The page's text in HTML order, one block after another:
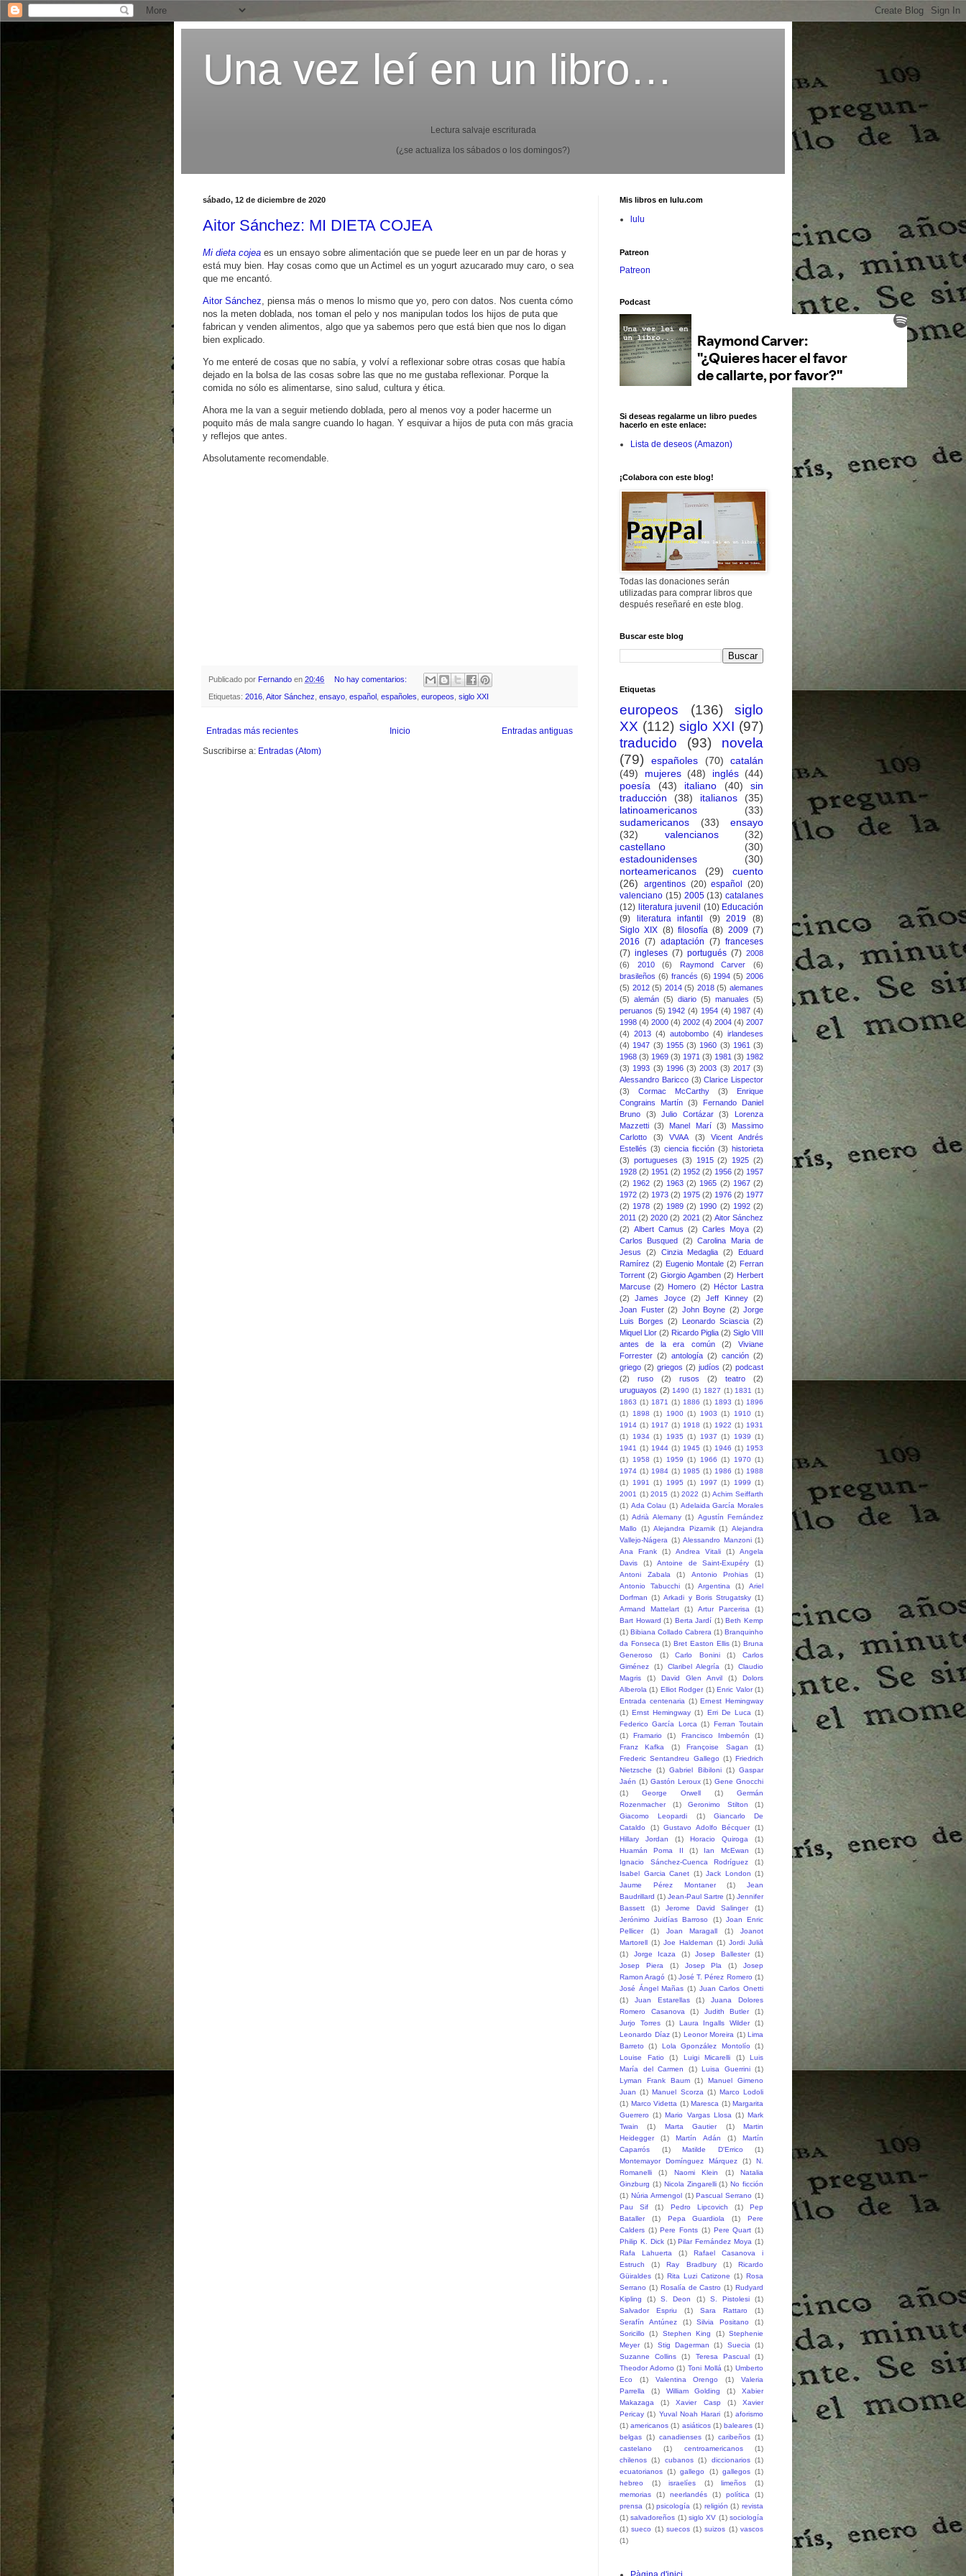
Una vez leí en un libro…
Lectura salvaje escriturada
(¿se actualiza los sábados o los domingos?)
sábado, 12 de diciembre de 2020
Aitor Sánchez: MI DIETA COJEA
Mi dieta cojea es un ensayo sobre alimentación que se puede leer en un par de horas y
está muy bien. Hay cosas como que un Actimel es un yogurt azucarado muy caro, o sea
que me encantó.
Aitor Sánchez , piensa más o menos lo mismo que yo, pero con datos. Nos cuenta cómo
nos la meten doblada, nos toman el pelo y nos manipulan todos los hijos de puta que
fabrican y venden alimentos, algo que ya sabemos pero que está bien que nos lo digan
bien explicado.
Yo me enteré de cosas que no sabía, y volví a reflexionar sobre otras cosas que había
dejado en la bolsa de las cosas sobre las que no me gustaba reflexionar. Porque la
comida no sólo es alimentarse, sino salud, cultura y ética.
Ahora me la van a seguir metiendo doblada, pero al menos voy a poder hacerme un
poquito más de mala sangre cuando lo hagan. Y esquivar a hijos de puta con más gracia
y reflejos que antes.
Absolutamente recomendable.
Publicado por Fernando en 20:46 No hay comentarios:
Etiquetas: 2016 Aitor Sánchez ensayo español españoles europeos siglo XXI
Entradas más recientes Entradas antiguas
Inicio
Suscribirse a: Entradas (Atom)
Mis libros en lulu.com
lulu
Patreon
Patreon
Podcast
Si deseas regalarme un libro puedes
hacerlo en este enlace:
Lista de deseos (Amazon)
¡Colabora con este blog!
Todas las donaciones serán
utilizadas para comprar libros que
después reseñaré en este blog.
Buscar este blog
Etiquetas
europeos (136)
siglo
XX (112) siglo XXI (97)
traducido
(93)
novela
(79)
españoles (70)
catalán
(49)
mujeres (48) inglés (44)
poesía
(43) italiano (40)
sin
traducción
(38) italianos
(35)
latinoamericanos
(33)
sudamericanos
(33)
ensayo
(32)
valencianos
(32)
castellano
(30)
estadounidenses
(30)
norteamericanos
(29)
cuento
(26)
argentinos (20) español
(20)
valenciano (15) 2005 (13) catalanes
(12) literatura juvenil (10) Educación
(9)
literatura infantil (9) 2019
(8)
Siglo XIX (8) filosofía (8) 2009 (7)
2016 (7) adaptación (7) franceses
(7) ingleses (7) portugués (7) 2008
(6)
2010 (6) Raymond Carver
(6)
brasileños (6) francés (6) 1994 (5) 2006
(5) 2012 (5) 2014 (5) 2018 (5) alemanes
(5) alemán (5) diario (5) manuales (5)
peruanos (5) 1942 (4) 1954 (4) 1987 (4)
1998 (4) 2000 (4) 2002 (4) 2004 (4) 2007
(4) 2013 (4) autobombo (4) irlandeses
(4) 1947 (3) 1955 (3) 1960 (3) 1961 (3)
1968 (3) 1969 (3) 1971 (3) 1981 (3) 1982
(3) 1993 (3) 1996 (3) 2003 (3) 2017 (3)
Alessandro Baricco (3) Clarice Lispector
(3)
Cormac McCarthy (3)
Enrique
Congrains Martín (3)
Fernando Daniel
Bruno
(3) Julio Cortázar (3)
Lorenza
Mazzetti
(3) Manel Marí (3)
Massimo
Carlotto
(3) VVAA (3)
Vicent Andrés
Estellés (3) ciencia ficción (3) historieta
(3) portugueses (3) 1915 (2) 1925 (2)
1928 (2) 1951 (2) 1952 (2) 1956 (2) 1957
(2) 1962 (2) 1963 (2) 1965 (2) 1967 (2)
1972 (2) 1973 (2) 1975 (2) 1976 (2) 1977
(2) 1978 (2) 1989 (2) 1990 (2) 1992 (2)
2011 (2) 2020 (2) 2021 (2) Aitor Sánchez
(2) Albert Camus (2) Carles Moya (2)
Carlos Busqued (2)
Carolina Maria de
Jesus
(2) Cinzia Medaglia (2)
Eduard
Ramírez (2) Eugenio Montale (2) Ferran
Torrent (2) Giorgio Agamben (2) Herbert
Marcuse (2) Homero (2) Héctor Lastra
(2)
James Joyce (2) Jeff Kinney
(2)
Joan Fuster (2) John Boyne (2) Jorge
Luis Borges (2) Leonardo Sciascia (2)
Miquel Llor (2) Ricardo Piglia (2) Siglo VIII
antes de la era común
(2)
Viviane
Forrester (2) antología (2) canción (2)
griego (2) griegos (2) judíos (2) podcast
(2)
ruso (2) rusos (2) teatro
(2)
uruguayos (2) 1490 (1) 1827 (1) 1831 (1)
1863 (1) 1871 (1) 1886 (1) 1893 (1) 1896
(1)
1898 (1) 1900 (1) 1903 (1) 1910 (1)
1914 (1) 1917 (1) 1918 (1) 1922 (1) 1931
(1)
1934 (1) 1935 (1) 1937 (1) 1939 (1)
1941 (1) 1944 (1) 1945 (1) 1946 (1) 1953
(1)
1958 (1) 1959 (1) 1966 (1) 1970 (1)
1974 (1) 1984 (1) 1985 (1) 1986 (1) 1988
(1)
1991 (1) 1995 (1) 1997 (1) 1999 (1)
2001 (1) 2015 (1) 2022 (1) Achim Seiffarth
(1) Ada Colau (1) Adelaida García Morales
(1) Adrià Alemany (1) Agustín Fernández
Mallo
(1) Alejandra Pizarnik (1) Alejandra
Vallejo-Nágera (1) Alessandro Manzoni (1)
Ana Frank
(1) Andrea Vitali (1)
Angela
Davis
(1) Antoine de Saint-Exupéry
(1)
Antoni Zabala
(1) Antonio Prohias
(1)
Antonio Tabucchi
(1) Argentina (1)
Ariel
Dorfman (1) Arkadi y Boris Strugatsky (1)
Armand Mattelart
(1) Artur Parcerisa
(1)
Bart Howard (1) Berta Jardí (1) Beth Kemp
(1) Bibiana Collado Cabrera (1) Branquinho
da Fonseca (1) Bret Easton Ellis (1) Bruna
Generoso
(1) Carlo Bonini (1)
Carlos
Giménez
(1) Claribel Alegría (1)
Claudio
Magris
(1) David Glen Anvil (1)
Dolors
Alberola (1) Elliot Rodger (1) Enric Valor (1)
Entrada centenaria (1) Ernest Hemingway
(1) Ernst Hemingway (1) Erri De Luca (1)
Federico García Lorca (1) Ferran Toutain
(1)
Framario (1) Francisco Imbernón
(1)
Franz Kafka
(1) Françoise Sagan
(1)
Frederic Sentandreu Gallego (1) Friedrich
Nietzsche
(1) Gabriel Bibiloni (1) Gaspar
Jaén (1) Gastón Leroux (1) Gene Gnocchi
(1)
George Orwell (1)
Germán
Rozenmacher
(1) Geronimo Stilton
(1)
Giacomo Leopardi
(1)
Giancarlo De
Cataldo
(1) Gustavo Adolfo Bécquer
(1)
Hillary Jordan
(1) Horacio Quiroga
(1)
Huamán Poma II
(1) Ian McEwan
(1)
Ignacio Sánchez-Cuenca Rodríguez
(1)
Isabel Garcia Canet (1) Jack London (1)
Jaume Pérez Montaner
(1)
Jean
Baudrillard (1) Jean-Paul Sartre (1) Jennifer
Bassett
(1) Jerome David Salinger
(1)
Jerónimo Juidías Barroso
(1) Joan Enric
Pellicer
(1) Joan Maragall (1)
Joanot
Martorell (1) Joe Haldeman (1) Jordi Julià
(1)
Jorge Icaza (1) Josep Ballester
(1)
Josep Piera
(1) Josep Pla (1)
Josep
Ramon Aragó (1) José T. Pérez Romero (1)
José Ángel Mañas (1) Juan Carlos Onetti
(1)
Juan Estarellas (1)
Juana Dolores
Romero Casanova
(1) Judith Butler
(1)
Jurjo Torres
(1) Laura Ingalls Wilder
(1)
Leonardo Díaz (1) Leonor Moreira (1) Lima
Barreto
(1) Lola Gponzález Montolío
(1)
Louise Fatio
(1) Luigi Micarelli (1)
Luis
María del Carmen
(1) Luisa Guerrini (1)
Lyman Frank Baum
(1)
Manuel Gimeno
Juan (1) Manuel Scorza (1) Marco Lodoli
(1) Marco Videtta (1) Maresca (1) Margarita
Guerrero (1) Mario Vargas Llosa (1) Mark
Twain
(1) Marta Gautier (1)
Martin
Heidegger
(1) Martín Adán (1)
Martín
Caparrós
(1) Matilde D'Errico
(1)
Montemayor Domínguez Márquez
(1)
N.
Romanelli
(1) Naomi Klein (1)
Natalia
Ginzburg (1) Nicola Zingarelli (1) No ficción
(1) Núria Armengol (1) Pascual Serrano (1)
Pau Sif
(1) Pedro Lipcovich (1)
Pep
Bataller
(1) Pepa Guardiola (1)
Pere
Calders (1) Pere Fonts (1) Pere Quart (1)
Philip K. Dick (1) Pilar Fernández Moya (1)
Rafa Lahuerta
(1)
Rafael Casanova i
Estruch
(1) Ray Bradbury (1)
Ricardo
Güiraldes (1) Rita Luzi Catizone (1) Rosa
Serrano (1) Rosalía de Castro (1) Rudyard
Kipling
(1) S. Deon (1) S. Pistolesi
(1)
Salvador Espriu
(1) Sara Rattaro
(1)
Serafín Antúnez
(1) Silvia Positano
(1)
Soricillo
(1) Stephen King (1) Stephenie
Meyer (1) Stig Dagerman (1) Suecia
(1)
Suzanne Collins
(1) Teresa Pascual
(1)
Theodor Adorno (1) Toni Mollá (1) Umberto
Eco
(1) Valentina Orengo (1)
Valeria
Parrella
(1) William Golding (1)
Xabier
Makazaga
(1) Xavier Casp (1)
Xavier
Pericay (1) Yuval Noah Harari (1) aforismo
(1) americanos (1) asiáticos (1) baleares (1)
belgas (1) canadienses (1) caribeños (1)
castelano
(1) centroamericanos
(1)
chilenos (1) cubanos (1) diccionarios (1)
ecuatorianos (1) gallego (1) gallegos (1)
hebreo
(1) israelíes (1) limeños
(1)
memorias
(1) neerlandés (1) política
(1)
prensa (1) psicología (1) religión (1) revista
(1) salvadoreños (1) siglo XV (1) sociología
(1) sueco (1) suecos (1) suizos (1) vascos
(1)